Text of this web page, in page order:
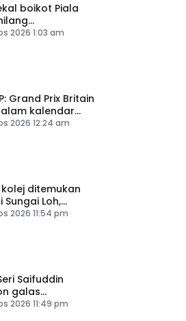
boikot Piala
kepada
2026 1:03 am
Grand Prix Britain
kalendar
2026 12:24 am
ditemukan
Sungai Loh,
2026 11:54 pm
Saifuddin
galas
tugas
2026 11:49 pm